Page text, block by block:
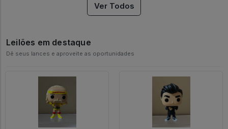
Ver Todos
Leilões em destaque
Dê seus lances e aproveite as oportunidades